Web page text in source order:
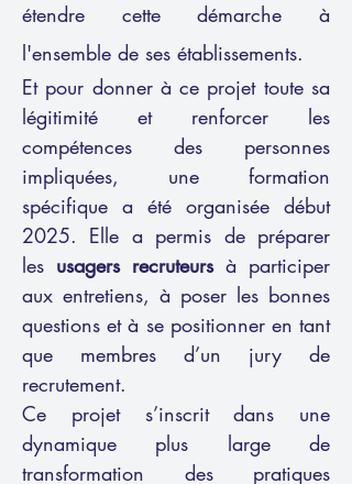
étendre cette démarche à
l'ensemble de ses établissements.
​Et pour donner à ce projet toute sa
légitimité et renforcer les
compétences des personnes
impliquées, une formation
spécifique a été organisée début
2025. Elle a permis de préparer
les usagers recruteurs à participer
aux entretiens, à poser les bonnes
questions et à se positionner en tant
que membres d’un jury de
recrutement.
Ce projet s’inscrit dans une
dynamique plus large de
transformation des pratiques